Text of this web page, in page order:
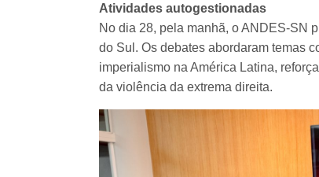
Atividades autogestionadas
No dia 28, pela manhã, o ANDES-SN
do Sul. Os debates abordaram temas
imperialismo na América Latina,
da violência da extrema direita.